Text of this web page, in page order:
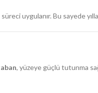
uygulanır. Bu sayede
, yüzeye güçlü tutunma